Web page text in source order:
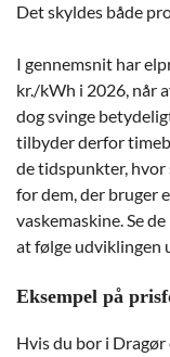
Det skyldes både
I gennemsnit har
kr./kWh i 2026, når
dog svinge
tilbyder derfor
de tidspunkter,
for dem, der bruger
vaskemaskine. Se
at følge udviklingen
Eksempel på
Hvis du bor i